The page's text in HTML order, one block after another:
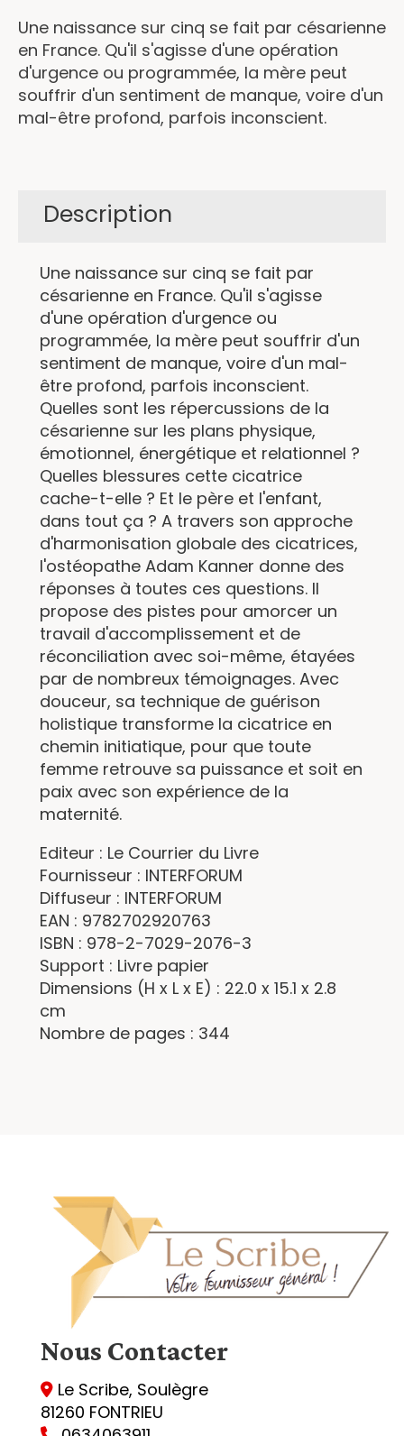
Une naissance sur cinq se fait par césarienne
en France. Qu'il s'agisse d'une opération
d'urgence ou programmée, la mère peut
souffrir d'un sentiment de manque, voire d'un
mal-être profond, parfois inconscient.
Description
Une naissance sur cinq se fait par
césarienne en France. Qu'il s'agisse
d'une opération d'urgence ou
programmée, la mère peut souffrir d'un
sentiment de manque, voire d'un mal-
être profond, parfois inconscient.
Quelles sont les répercussions de la
césarienne sur les plans physique,
émotionnel, énergétique et relationnel ?
Quelles blessures cette cicatrice
cache-t-elle ? Et le père et l'enfant,
dans tout ça ? A travers son approche
d'harmonisation globale des cicatrices,
l'ostéopathe Adam Kanner donne des
réponses à toutes ces questions. Il
propose des pistes pour amorcer un
travail d'accomplissement et de
réconciliation avec soi-même, étayées
par de nombreux témoignages. Avec
douceur, sa technique de guérison
holistique transforme la cicatrice en
chemin initiatique, pour que toute
femme retrouve sa puissance et soit en
paix avec son expérience de la
maternité.
Editeur : Le Courrier du Livre
Fournisseur : INTERFORUM
Diffuseur : INTERFORUM
EAN : 9782702920763
ISBN : 978-2-7029-2076-3
Support : Livre papier
Dimensions (H x L x E) : 22.0 x 15.1 x 2.8
cm
Nombre de pages : 344
Nous Contacter
 Le Scribe, Soulègre
81260 FONTRIEU